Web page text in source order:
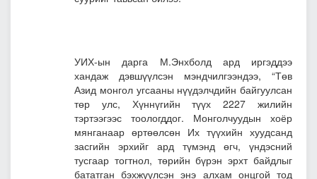
УИХ-ын дарга М.Энхболд ард иргэддээ
хандаж дэвшүүлсэн мэндчилгээндээ, “Төв
Азид монгол угсааны нүүдэлчдийн байгуулсан
төр улс, Хүннүгийн түүх 2227 жилийн
тэртээгээс тоологддог. Монголчуудын хоёр
мянганаар өртөөлсөн Их түүхийн хуудсанд
засгийн эрхийг ард түмэнд өгч, үндэсний
тусгаар тогтнол, төрийн бүрэн эрхт байдлыг
бататган бэхжүүлсэн энэ алхам онцгой тод